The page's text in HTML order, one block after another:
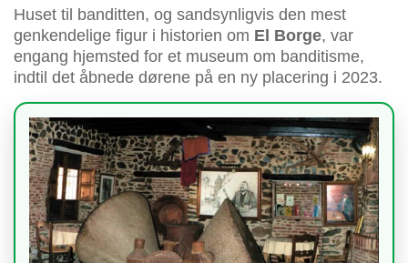
Huset til banditten, og sandsynligvis den mest
genkendelige figur i historien om El Borge, var
engang hjemsted for et museum om banditisme,
indtil det åbnede dørene på en ny placering i 2023.